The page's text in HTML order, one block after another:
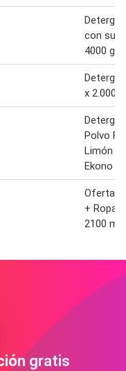
con
4000 gr
x
Polvo
Limón x
Ekono
Oferta
+ Ropa
2100 ml
gratis